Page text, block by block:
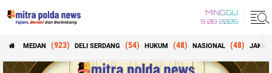
MINGGU
9 08 2026
MEDAN (923) DELI SERDANG (54) HUKUM (48) NASIONAL (48)